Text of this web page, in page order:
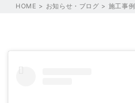
HOME > お知らせ・ブログ > 施工事例